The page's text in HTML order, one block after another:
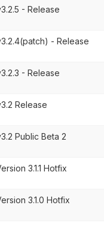
- Release
- Release
- Release
Release
Public Beta 2
3.1.1 Hotfix
3.1.0 Hotfix